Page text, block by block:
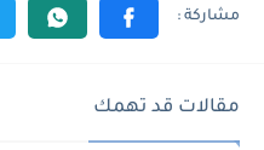
مقالات قد تهمك